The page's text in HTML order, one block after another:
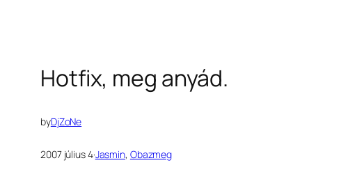
Hotfix, meg anyád.
byDjZoNe
2007 július 4·Jasmin, Obazmeg